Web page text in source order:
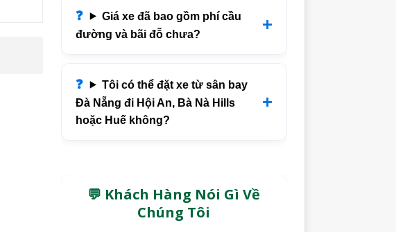
Giá xe đã bao gồm phí cầu
đường và bãi đỗ chưa?
Tôi có thể đặt xe từ sân bay
Đà Nẵng đi Hội An, Bà Nà Hills
hoặc Huế không?
💬 Khách Hàng Nói Gì Về
Chúng Tôi